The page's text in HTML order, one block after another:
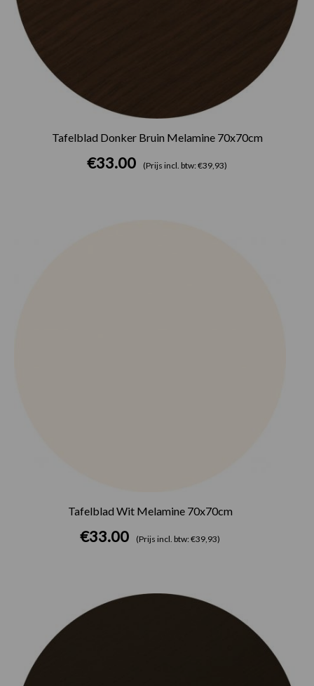
Tafelblad Donker Bruin Melamine 70x70cm
€33.00 (Prijs incl. btw: €39,93)
Tafelblad Wit Melamine 70x70cm
€33.00 (Prijs incl. btw: €39,93)